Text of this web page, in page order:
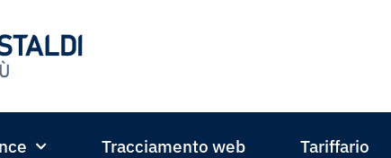
Tracciamento web Tariffario